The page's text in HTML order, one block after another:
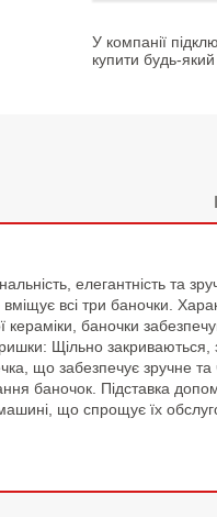
У компанії
купити будь-
елегантність та
всі три баночки.
баночки
Щільно
що забезпечує зручне
баночок. Підставка
що спрощує їх